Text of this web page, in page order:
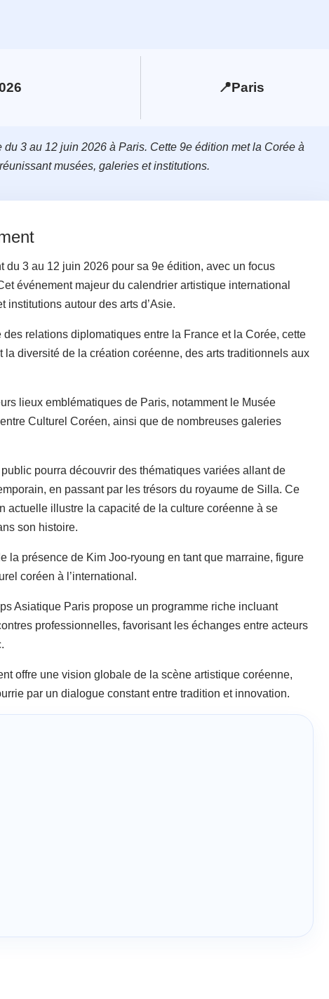
📍Paris
3 au 12 juin 2026 à Paris. Cette 9e édition met la Corée à
musées, galeries et institutions.
du 3 au 12 juin 2026 pour sa 9e édition, avec un focus
événement majeur du calendrier artistique international
institutions autour des arts d’Asie.
relations diplomatiques entre la France et la Corée, cette
diversité de la création coréenne, des arts traditionnels aux
lieux emblématiques de Paris, notamment le Musée
Culturel Coréen, ainsi que de nombreuses galeries
pourra découvrir des thématiques variées allant de
en passant par les trésors du royaume de Silla. Ce
actuelle illustre la capacité de la culture coréenne à se
son histoire.
la présence de Kim Joo-ryoung en tant que marraine, figure
coréen à l’international.
Asiatique Paris propose un programme riche incluant
professionnelles, favorisant les échanges entre acteurs
offre une vision globale de la scène artistique coréenne,
par un dialogue constant entre tradition et innovation.